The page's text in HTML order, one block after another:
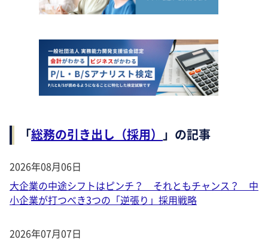
「総務の引き出し（採用） 」の記事
2026年08月06日
大企業の中途シフトはピンチ？ それともチャンス？ 中
小企業が打つべき3つの「逆張り」採用戦略
2026年07月07日